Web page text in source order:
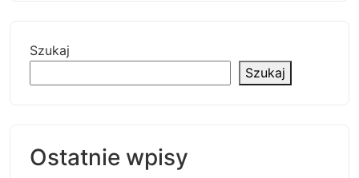
Szukaj
Szukaj
Ostatnie wpisy